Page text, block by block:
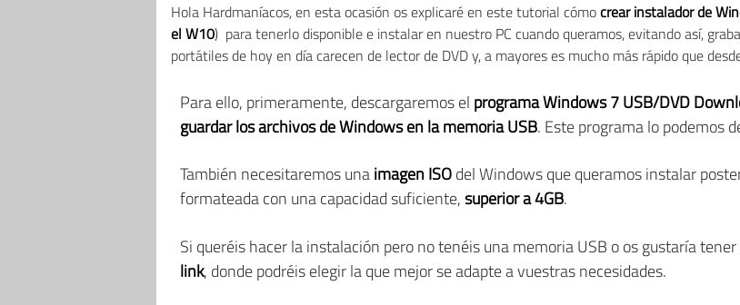
Hola Hardmaníacos, en esta ocasión os explicaré en este tutorial cómocrear instalador de
el W10) para tenerlo disponible e instalar en nuestro PC cuando queramos, evitando así,
portátiles de hoy en día carecen de lector de DVD y, a mayores es mucho más rápido que
Para ello, primeramente, descargaremos el programa Windows 7 USB/DVD
guardar los archivos de Windows en la memoria USB. Este programa lo podemos
También necesitaremos unaimagen ISOdel Windows que queramos instalar
formateada con una capacidad suficiente,superior a 4GB.
Si queréis hacer la instalación pero no tenéis una memoria USB o os gustaría
link, donde podréis elegir la que mejor se adapte a vuestras necesidades.